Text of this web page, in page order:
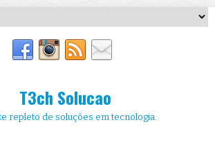
T3ch Solucao
repleto de soluções em tecnologia.